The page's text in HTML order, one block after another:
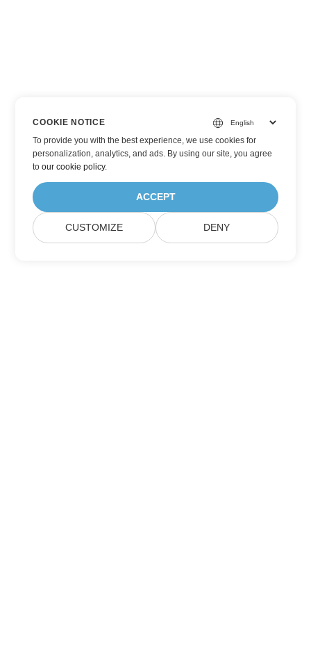
COOKIE NOTICE
To provide you with the best experience, we use cookies for
personalization, analytics, and ads. By using our site, you agree
toour cookie policy.
ACCEPT
CUSTOMIZE DENY